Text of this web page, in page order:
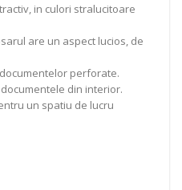
in culori stralucitoare
are un aspect lucios, de
perforate.
din interior.
un spatiu de lucru